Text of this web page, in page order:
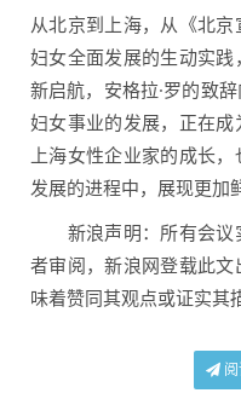
从北京到上海，从《北
妇女全面发展的生动实
新启航，安格拉·罗的致
妇女事业的发展，正在成
上海女性企业家的成长
发展的进程中，展现更加
新浪声明：所有会议
者审阅，新浪网登载此
味着赞同其观点或证实其
阅